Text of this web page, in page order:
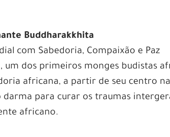
Buddharakkhita
com Sabedoria, Compaixão e Paz
um dos primeiros monges budistas
africana, a partir de seu centro
para curar os traumas
africano.